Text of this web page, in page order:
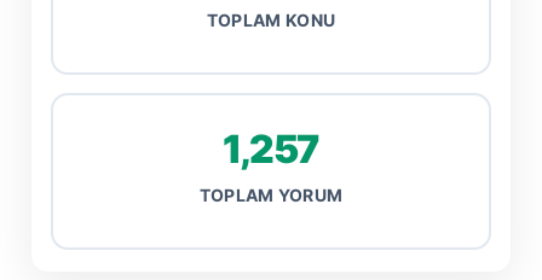
TOPLAM KONU
1,257
TOPLAM YORUM